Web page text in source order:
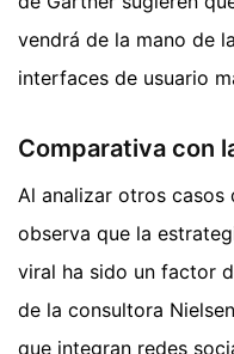
vendrá de la mano de
interfaces de usuario
Comparativa con
Al analizar otros casos
observa que la
viral ha sido un factor
de la consultora
que integran redes